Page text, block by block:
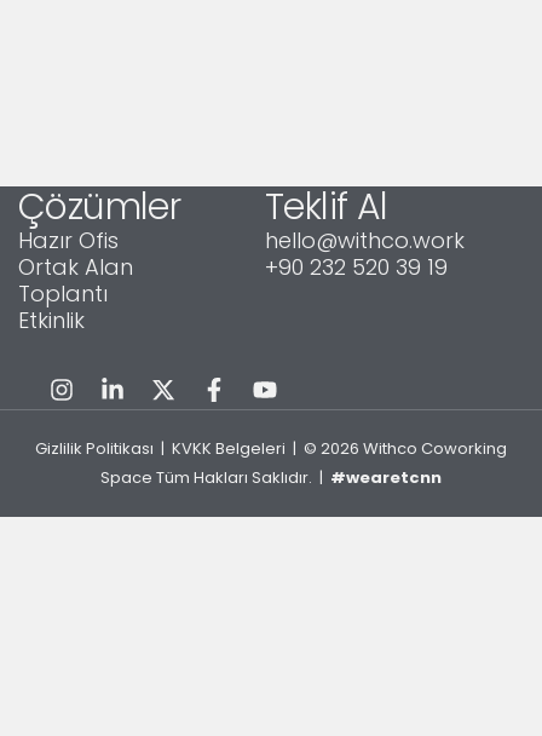
Çözümler
Hazır Ofis
Ortak Alan
Toplantı
Etkinlik
Teklif Al
hello@withco.work
+90 232 520 39 19
Gizlilik Politikası | KVKK Belgeleri | © 2026 Withco Coworking
Space Tüm Hakları Saklıdır. | #wearetcnn